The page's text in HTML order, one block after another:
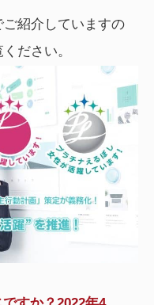
紹介していますの
ださい。